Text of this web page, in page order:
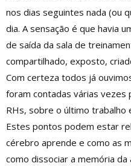
nos dias seguintes nada (ou
dia. A sensação é que havia
de saída da sala de
compartilhado, exposto,
Com certeza todos já
foram contadas várias
RHs, sobre o último trabalho
Estes pontos podem estar
cérebro aprende e como as
como dissociar a memória